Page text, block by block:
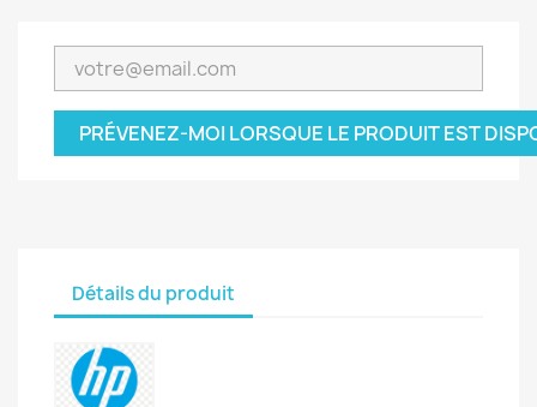
PRÉVENEZ-MOI LORSQUE LE PRODUIT EST
Détails du produit